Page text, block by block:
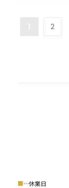
2
■…休業日